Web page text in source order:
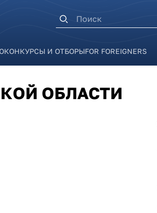
Форма поиска
КОНКУРСЫ И ОТБОРЫFOR FOREIGNERS
ОБЛАСТИ